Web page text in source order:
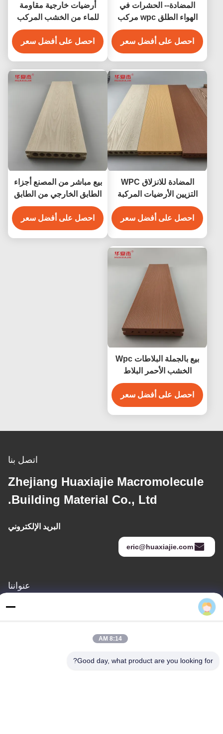
المضادة-- الحشرات في
الهواء الطلق wpc مركب
التزيين
احصل على أفضل سعر
أرضيات خارجية مقاومة
للماء من الخشب المركب
المضاد للتآكل للحديقة
احصل على أفضل سعر
المضادة للانزلاق WPC
التزيين الأرضيات المركبة
تغطي 140 × 25 مم البني
القهوة رمادي لون خشب
الساج
احصل على أفضل سعر
بيع مباشر من المصنع أجزاء
الطابق الخارجي من الطابق
الخارجي
احصل على أفضل سعر
بيع بالجملة البلاطات Wpc
الخشب الأحمر البلاط
الخارجي ديكور الأرض
احصل على أفضل سعر
اتصل بنا
Zhejiang Huaxiajie Macromolecule
Building Material Co., Ltd.
البريد الإلكتروني
eric@huaxiajie.com
عنواننا
عنوانEric
8:14 AM
Good day, what product are you looking for?